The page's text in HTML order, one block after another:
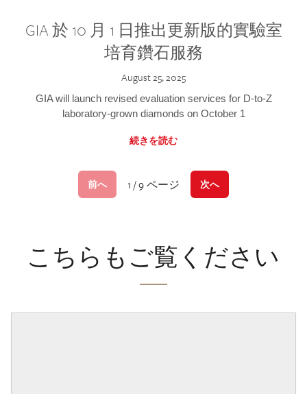
GIA 於 10 月 1 日推出更新版的實驗室
培育鑽石服務
August 25, 2025
GIA will launch revised evaluation services for D-to-Z
laboratory-grown diamonds on October 1
続きを読む
前へ 1 / 9 ページ 次へ
こちらもご覧ください